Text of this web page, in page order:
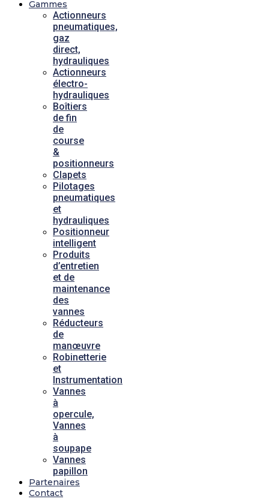
Gammes
Actionneurs
pneumatiques,
gaz
direct,
hydrauliques
Actionneurs
électro-
hydrauliques
Boîtiers
de fin
de
course
&
positionneurs
Clapets
Pilotages
pneumatiques
et
hydrauliques
Positionneur
intelligent
Produits
d’entretien
et de
maintenance
des
vannes
Réducteurs
de
manœuvre
Robinetterie
et
Instrumentation
Vannes
à
opercule,
Vannes
à
soupape
Vannes
papillon
Partenaires
Contact